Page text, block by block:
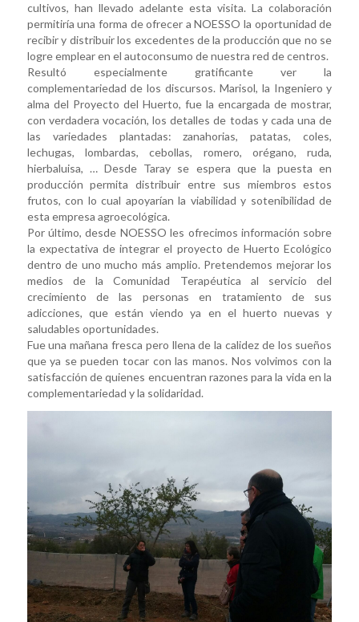
cultivos, han llevado adelante esta visita. La colaboración
permitiría una forma de ofrecer a NOESSO la oportunidad de
recibir y distribuir los excedentes de la producción que no se
logre emplear en el autoconsumo de nuestra red de centros.
Resultó especialmente gratificante ver la
complementariedad de los discursos. Marisol, la Ingeniero y
alma del Proyecto del Huerto, fue la encargada de mostrar,
con verdadera vocación, los detalles de todas y cada una de
las variedades plantadas: zanahorias, patatas, coles,
lechugas, lombardas, cebollas, romero, orégano, ruda,
hierbaluisa, … Desde Taray se espera que la puesta en
producción permita distribuir entre sus miembros estos
frutos, con lo cual apoyarían la viabilidad y sotenibilidad de
esta empresa agroecológica.
Por último, desde NOESSO les ofrecimos información sobre
la expectativa de integrar el proyecto de Huerto Ecológico
dentro de uno mucho más amplio. Pretendemos mejorar los
medios de la Comunidad Terapéutica al servicio del
crecimiento de las personas en tratamiento de sus
adicciones, que están viendo ya en el huerto nuevas y
saludables oportunidades.
Fue una mañana fresca pero llena de la calidez de los sueños
que ya se pueden tocar con las manos. Nos volvimos con la
satisfacción de quienes encuentran razones para la vida en la
complementariedad y la solidaridad.